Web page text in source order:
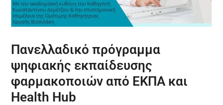
Πανελλαδικό πρόγραμμα
ψηφιακής εκπαίδευσης
φαρμακοποιών από ΕΚΠΑ και
Health Hub